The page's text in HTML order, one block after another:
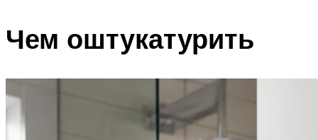
Чем оштукатурить